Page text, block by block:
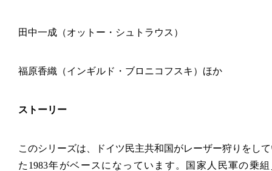
田中一成（オットー・シュトラウス）
福原香織（インギルド・ブロニコフスキ）ほか
ストーリー
このシリーズは、ドイツ民主共和国がレーザー狩りをし
た1983年がベースになっています。国家人民軍の乗組